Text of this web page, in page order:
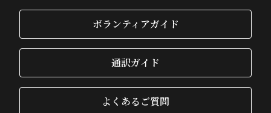
ボランティアガイド
通訳ガイド
よくあるご質問